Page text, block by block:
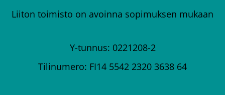
Liiton toimisto on avoinna sopimuksen mukaan
Y-tunnus: 0221208-2
Tilinumero: FI14 5542 2320 3638 64